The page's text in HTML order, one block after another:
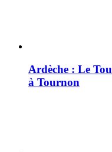
Ardèche : Le
à Tournon